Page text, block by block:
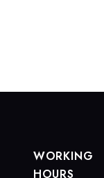
WORKING
HOURS